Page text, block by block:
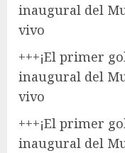
inaugural del
vivo
+++¡El primer
inaugural del
vivo
+++¡El primer
inaugural del